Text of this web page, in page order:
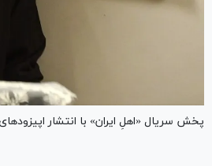
پخش سریال «اهلِ ایران» با انتشار اپیزود‌های ۱۳ و ۱۴ به پایان